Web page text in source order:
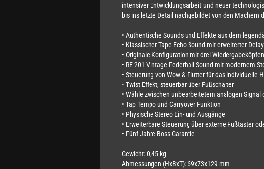
intensiver Entwicklungsarbeit und neuer
bis ins letzte Detail nachgebildet von den Machern
• Authentische Sounds und Effekte aus dem
• Klassischer Tape Echo Sound mit erweiterter
• Originale Konfiguration mit drei
• RE-201 Vintage Federhall Sound mit modernem
• Steuerung von Wow & Flutter für das individuelle
• Twist Effekt, steuerbar über Fußschalter
• Wähle zwischen unbearbeitetem analogen
• Tap Tempo und Carryover Funktion
• Physische Stereo Ein- und Ausgänge
• Erweiterbare Steuerung über externe Fußtaster
• Fünf Jahre Boss Garantie
Gewicht: 0,45 kg
Abmessungen (HxBxT): 59x73x129 mm